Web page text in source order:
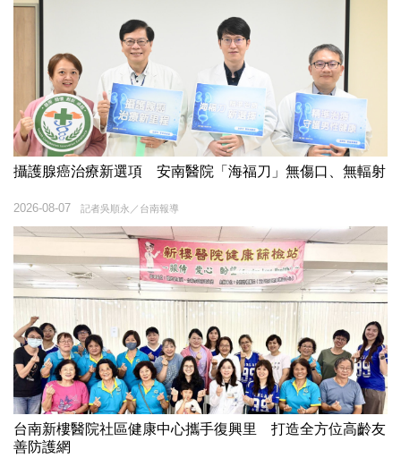
攝護腺癌治療新選項 安南醫院「海福刀」無傷口、無輻射
記者吳順永／台南報導
2026-08-07
台南新樓醫院社區健康中心攜手復興里 打造全方位高齡友
善防護網